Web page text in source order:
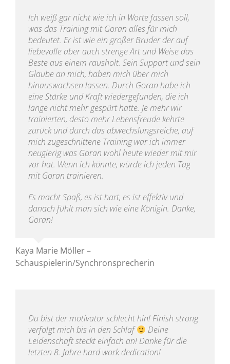
Ich weiß gar nicht wie ich in Worte fassen soll,
was das Training mit Goran alles für mich
bedeutet. Er ist wie ein großer Bruder der auf
liebevolle aber auch strenge Art und Weise das
Beste aus einem rausholt. Sein Support und sein
Glaube an mich, haben mich über mich
hinauswachsen lassen. Durch Goran habe ich
eine Stärke und Kraft wiedergefunden, die ich
lange nicht mehr gespürt hatte. Je mehr wir
trainierten, desto mehr Lebensfreude kehrte
zurück und durch das abwechslungsreiche, auf
mich zugeschnittene Training war ich immer
neugierig was Goran wohl heute wieder mit mir
vor hat. Wenn ich könnte, würde ich jeden Tag
mit Goran trainieren.
Es macht Spaß, es ist hart, es ist effektiv und
danach fühlt man sich wie eine Königin. Danke,
Goran!
Kaya Marie Möller –
Schauspielerin/Synchronsprecherin
Du bist der motivator schlecht hin! Finish strong
verfolgt mich bis in den Schlaf
Deine
Leidenschaft steckt einfach an! Danke für die
letzten 8. Jahre hard work dedication!